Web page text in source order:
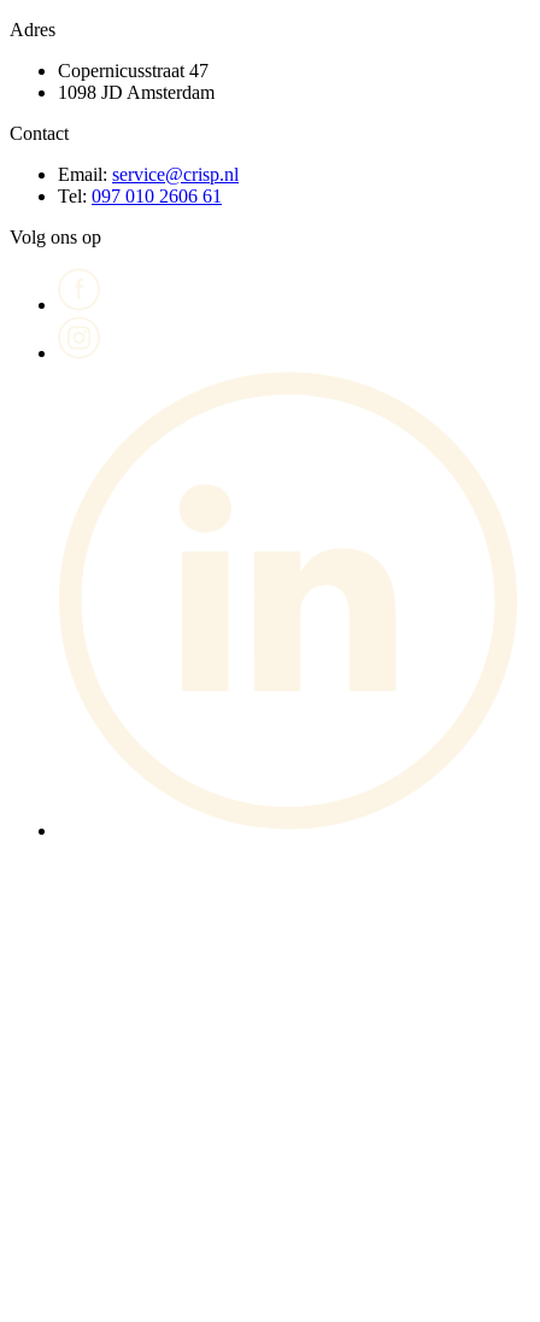
Adres
Copernicusstraat 47
1098 JD Amsterdam
Contact
Email: service@crisp.nl
Tel: 097 010 2606 61
Volg ons op